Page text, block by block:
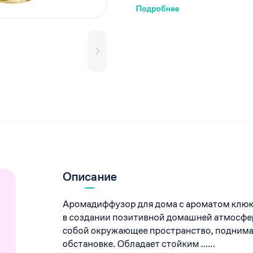
Подробнее
Описание
Аромадиффузор для дома с ароматом
в создании позитивной домашней
собой окружающее пространство,
обстановке. Обладает стойким ......